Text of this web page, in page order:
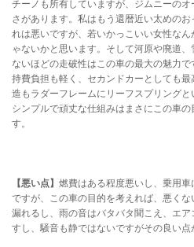
チーノも所有していますが、ジムニーの
さがあります。私はもう還暦近い太めの
れは悪いですが、若いかっこいい女性な
ゃないかと思います。そして河原や廃道
ないほどの走破性はこの車の最大の魅力
持費負担も軽く、セカンドカーとしても
造もラダーフレームにリーフスプリング
シンプルで頑丈な仕組みはまさにこの車
す。
【悪い点】 燃費はある程度悪いし、乗用
ですが、この車の目的を考えれば、悪く
漏れるし、雨の音はバタバタ聞こえ、エ
すし、騒音も静ではないですがその良い点